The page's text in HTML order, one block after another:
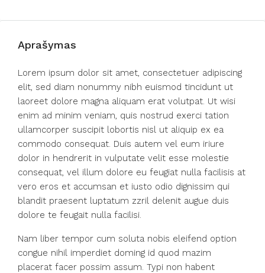
Aprašymas
Lorem ipsum dolor sit amet, consectetuer adipiscing
elit, sed diam nonummy nibh euismod tincidunt ut
laoreet dolore magna aliquam erat volutpat. Ut wisi
enim ad minim veniam, quis nostrud exerci tation
ullamcorper suscipit lobortis nisl ut aliquip ex ea
commodo consequat. Duis autem vel eum iriure
dolor in hendrerit in vulputate velit esse molestie
consequat, vel illum dolore eu feugiat nulla facilisis at
vero eros et accumsan et iusto odio dignissim qui
blandit praesent luptatum zzril delenit augue duis
dolore te feugait nulla facilisi.
Nam liber tempor cum soluta nobis eleifend option
congue nihil imperdiet doming id quod mazim
placerat facer possim assum. Typi non habent